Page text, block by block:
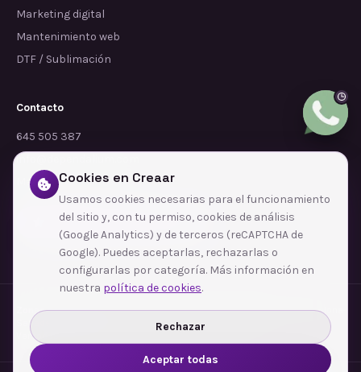
Marketing digital
Mantenimiento web
DTF / Sublimación
Contacto
645 505 387
info@dependalium.com
Mataró (Barcelona)
Déjanos tu reseña en Google
Zonas de cobertura·Barcelona·L'Hospitalet de Llobregat·Terrassa·Badalona
Sabadell
Santa Coloma de Gramenet
Ver todas las zonas →
Cookies en Creaar
Usamos cookies necesarias para el funcionamiento
del sitio y, con tu permiso, cookies de análisis
(Google Analytics) y de terceros (reCAPTCHA de
Google). Puedes aceptarlas, rechazarlas o
configurarlas por categoría. Más información en
nuestra política de cookies.
Rechazar
Aceptar todas